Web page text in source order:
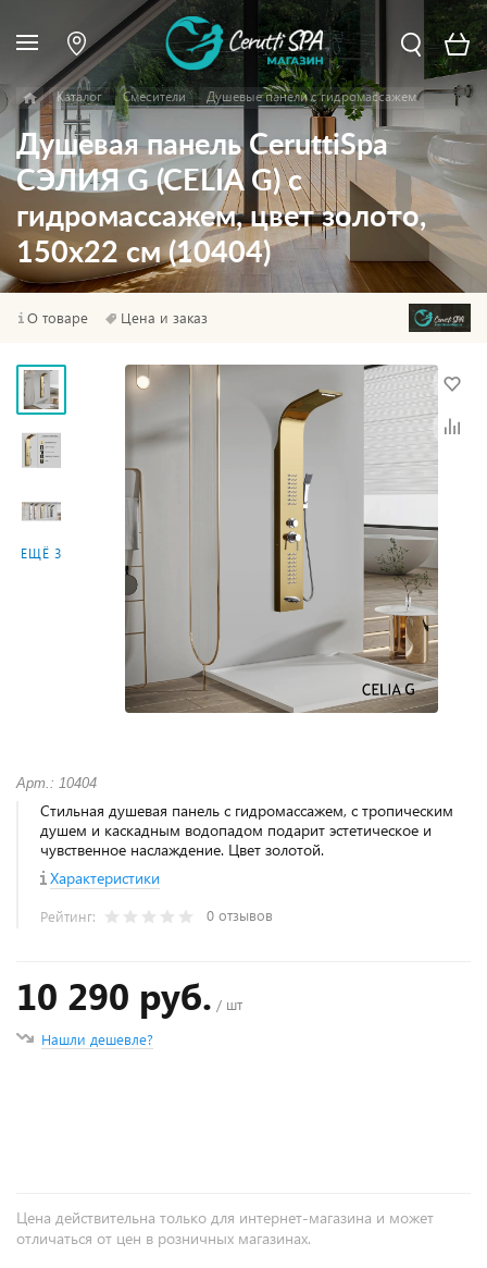
Каталог Смесители Душевые панели с гидромассажем
Душевая панель CeruttiSpa
СЭЛИЯ G (CELIA G) с
гидромассажем, цвет золото,
150х22 см (10404)
О товаре Цена и заказ
ЕЩЁ 3
Арт.: 10404
Стильная душевая панель с гидромассажем, с тропическим
душем и каскадным водопадом подарит эстетическое и
чувственное наслаждение. Цвет золотой.
Характеристики
Рейтинг: 0 отзывов
10 290 руб. / шт
Нашли дешевле?
Цена действительна только для интернет-магазина и может
отличаться от цен в розничных магазинах.